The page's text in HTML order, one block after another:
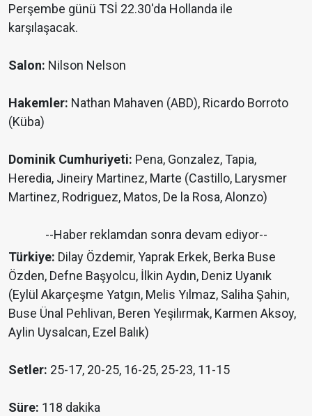
Perşembe günü TSİ 22.30'da Hollanda ile
karşılaşacak.
Salon: Nilson Nelson
Hakemler: Nathan Mahaven (ABD), Ricardo Borroto
(Küba)
Dominik Cumhuriyeti: Pena, Gonzalez, Tapia,
Heredia, Jineiry Martinez, Marte (Castillo, Larysmer
Martinez, Rodriguez, Matos, De la Rosa, Alonzo)
--Haber reklamdan sonra devam ediyor--
Türkiye: Dilay Özdemir, Yaprak Erkek, Berka Buse
Özden, Defne Başyolcu, İlkin Aydın, Deniz Uyanık
(Eylül Akarçeşme Yatgın, Melis Yılmaz, Saliha Şahin,
Buse Ünal Pehlivan, Beren Yeşilırmak, Karmen Aksoy,
Aylin Uysalcan, Ezel Balık)
Setler: 25-17, 20-25, 16-25, 25-23, 11-15
Süre: 118 dakika